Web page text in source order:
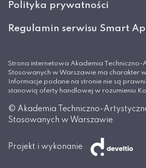
Polityka prywatności
Regulamin serwisu Smart
Strona internetowa Akademia Techniczno-
Stosowanych w Warszawie ma charakter
Informacje podane na stronie nie są
stanowią oferty handlowej w rozumieniu
© Akademia Techniczno-
Stosowanych w Warszawie
Projekt i wykonanie